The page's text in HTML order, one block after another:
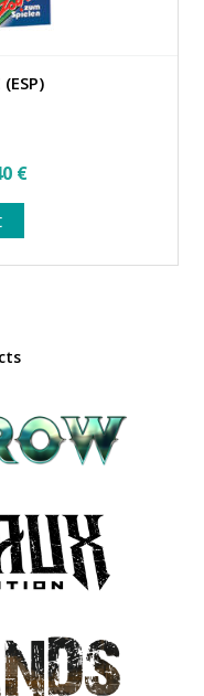
€.
€Current
14.40 €.